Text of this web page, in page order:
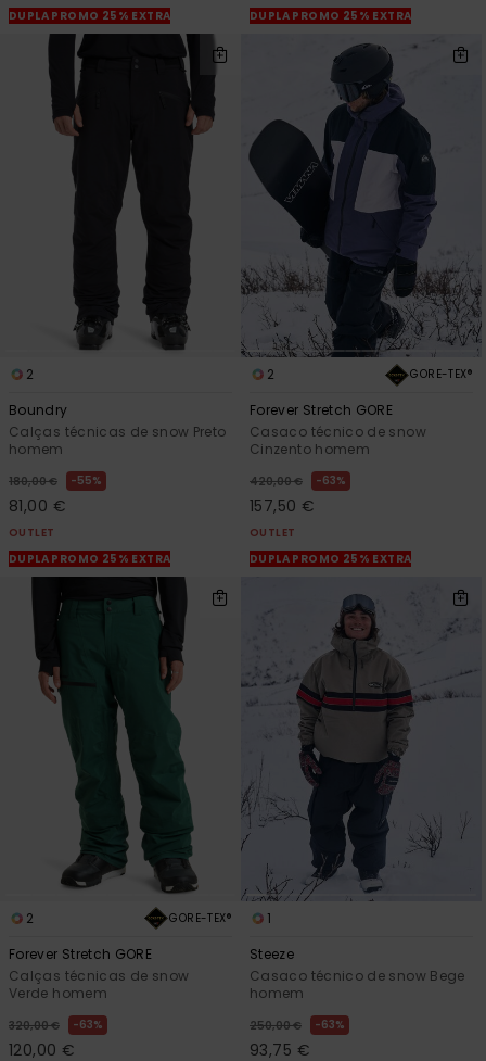
DUPLA PROMO 25% EXTRA
DUPLA PROMO 25% EXTRA
2
Boundry
Calças técnicas de snow Preto
homem
180,00 € 55%
81,00 €
OUTLET
DUPLA PROMO 25% EXTRA
2 GORE-TEX®
Forever Stretch GORE
Casaco técnico de snow
Cinzento homem
420,00 € 63%
157,50 €
OUTLET
DUPLA PROMO 25% EXTRA
2 GORE-TEX®
Forever Stretch GORE
Calças técnicas de snow
Verde homem
320,00 € 63%
120,00 €
1
Steeze
Casaco técnico de snow Bege
homem
250,00 € 63%
93,75 €